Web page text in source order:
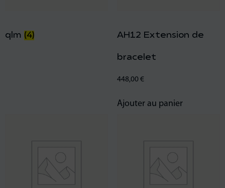
qlm (4) AH12 Extension de
bracelet
448,00 €
Ajouter au panier